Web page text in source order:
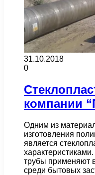
31.10.2018
0
компании
Одним из
изготовления
является
трубы применяют
среди бытовых